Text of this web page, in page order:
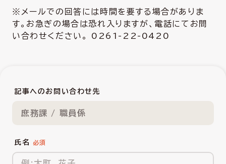
※メールでの回答には時間を要する場合がありま
す。お急ぎの場合は恐れ入りますが、電話にてお問
い合わせください。 0261-22-0420
記事へのお問い合わせ先
庶務課 / 職員係
氏名